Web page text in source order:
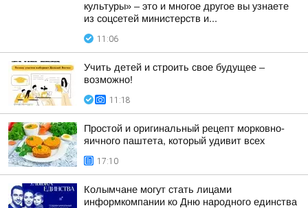
культуры» – это и многое другое вы узнаете
из соцсетей министерств и...
11:06
Учить детей и строить свое будущее –
возможно!
11:18
Простой и оригинальный рецепт морковно-
яичного паштета, который удивит всех
17:10
Колымчане могут стать лицами
информкомпании ко Дню народного единства